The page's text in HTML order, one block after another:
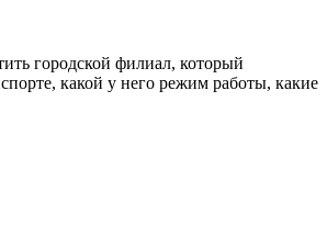
городской филиал, который
какой у него режим работы, какие